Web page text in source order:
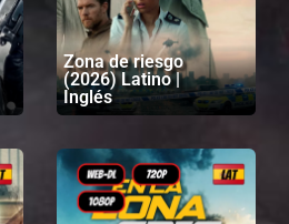
Zona de riesgo
(2026) Latino |
Inglés